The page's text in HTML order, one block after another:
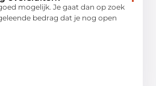
mogelijk. Je gaat dan op zoek
bedrag dat je nog open